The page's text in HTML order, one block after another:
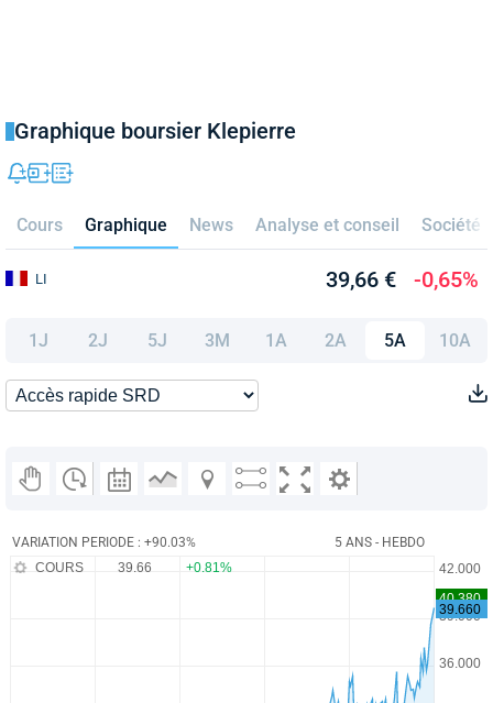
Graphique boursier Klepierre
Cours Graphique News Analyse et conseil Société
LI 39,66 € -0,65%
1J 2J 5J 3M 1A 2A 5A 10A
VARIATION PERIODE : +90.03% 5 ANS - HEBDO
COURS 39.66 +0.81%